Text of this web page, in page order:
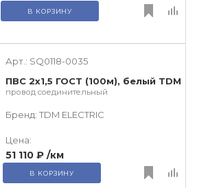
В КОРЗИНУ
Арт.: SQ0118-0035
ПВС 2х1,5 ГОСТ (100м), белый TDM
провод соединительный
Бренд: TDM ЕLECTRIC
Цена:
51 110 ₽ /км
В КОРЗИНУ